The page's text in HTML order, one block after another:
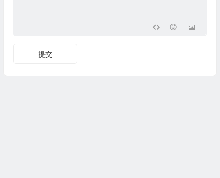
提交